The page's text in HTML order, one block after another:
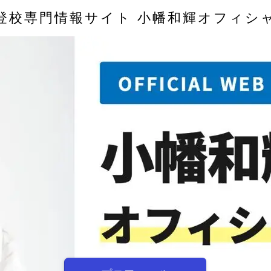
校専門情報サイト 小幡和輝オフィシ